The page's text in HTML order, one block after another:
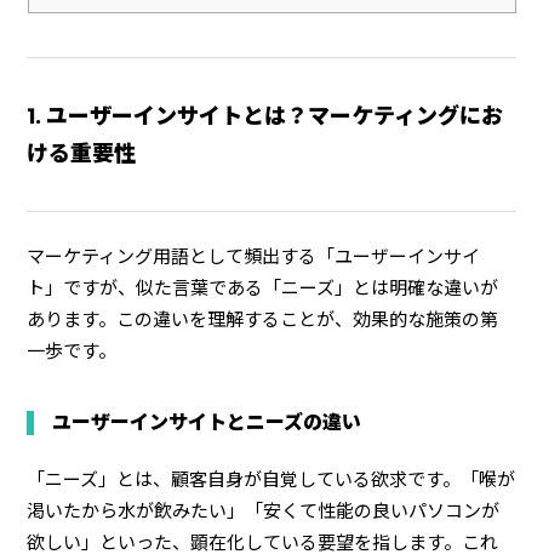
1. ユーザーインサイトとは？マーケティングにお
ける重要性
マーケティング用語として頻出する「ユーザーインサイ
ト」ですが、似た言葉である「ニーズ」とは明確な違いが
あります。この違いを理解することが、効果的な施策の第
一歩です。
ユーザーインサイトとニーズの違い
「ニーズ」とは、顧客自身が自覚している欲求です。「喉が
渇いたから水が飲みたい」「安くて性能の良いパソコンが
欲しい」といった、顕在化している要望を指します。これ